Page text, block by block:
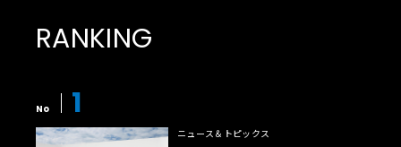
RANKING
No 1
ニュース＆トピックス